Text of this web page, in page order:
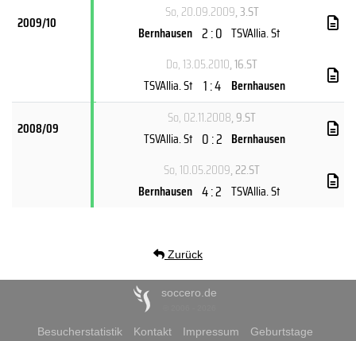
2009/10
So, 20.09.2009, 3.ST
Bernhausen 2 : 0 TSVAllia. St
Do, 13.05.2010, 16.ST
TSVAllia. St 1 : 4 Bernhausen
2008/09
So, 02.11.2008, 9.ST
TSVAllia. St 0 : 2 Bernhausen
So, 10.05.2009, 22.ST
Bernhausen 4 : 2 TSVAllia. St
Zurück
soccero.de
Besucherstatistik Kontakt Impressum Geburtstage